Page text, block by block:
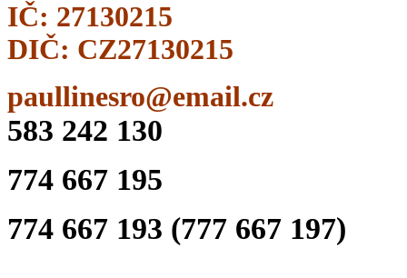
IČ: 27130215
DIČ: CZ27130215
paullinesro@email.cz
583 242 130
774 667 195
774 667 193 (777 667 197)